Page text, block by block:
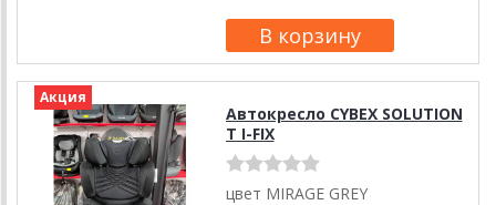
Акция
Автокресло CYBEX SOLUTION
T I-FIX
цвет MIRAGE GREY